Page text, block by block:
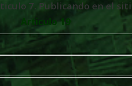
7. Publicando en el
Articulo 19